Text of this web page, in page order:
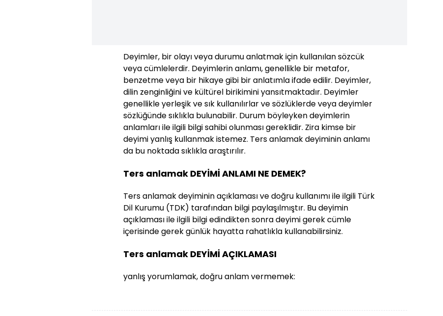
Deyimler, bir olayı veya durumu anlatmak için kullanılan sözcük
veya cümlelerdir. Deyimlerin anlamı, genellikle bir metafor,
benzetme veya bir hikaye gibi bir anlatımla ifade edilir. Deyimler,
dilin zenginliğini ve kültürel birikimini yansıtmaktadır. Deyimler
genellikle yerleşik ve sık kullanılırlar ve sözlüklerde veya deyimler
sözlüğünde sıklıkla bulunabilir. Durum böyleyken deyimlerin
anlamları ile ilgili bilgi sahibi olunması gereklidir. Zira kimse bir
deyimi yanlış kullanmak istemez. Ters anlamak deyiminin anlamı
da bu noktada sıklıkla araştırılır.
Ters anlamak DEYİMİ ANLAMI NE DEMEK?
Ters anlamak deyiminin açıklaması ve doğru kullanımı ile ilgili Türk
Dil Kurumu (TDK) tarafından bilgi paylaşılmıştır. Bu deyimin
açıklaması ile ilgili bilgi edindikten sonra deyimi gerek cümle
içerisinde gerek günlük hayatta rahatlıkla kullanabilirsiniz.
Ters anlamak DEYİMİ AÇIKLAMASI
yanlış yorumlamak, doğru anlam vermemek: